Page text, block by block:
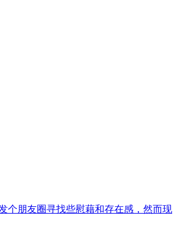
个朋友圈寻找些慰藉和存在感，然而现